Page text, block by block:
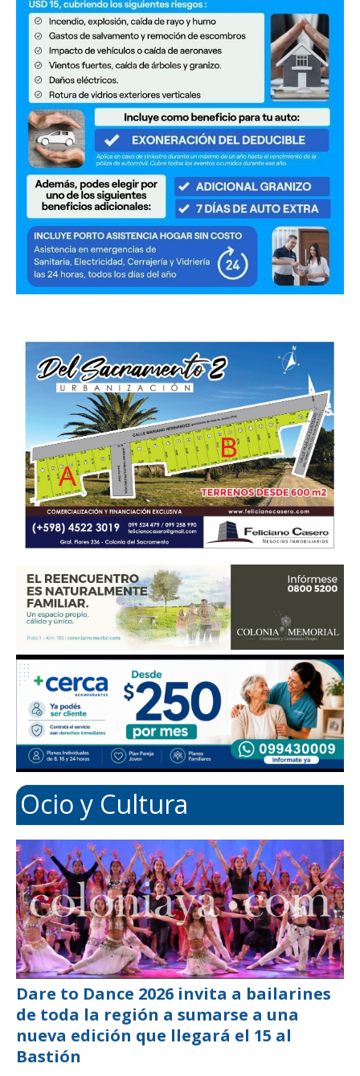
Ocio y Cultura
Dare to Dance 2026 invita a bailarines
de toda la región a sumarse a una
nueva edición que llegará el 15 al
Bastión